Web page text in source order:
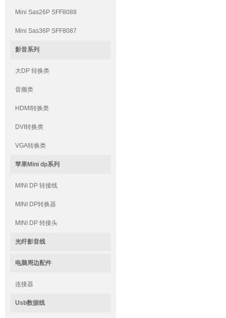
Mini Sas26P SFF8088
Mini Sas36P SFF8087
影音系列
大DP 转换类
音频类
HDMI转换类
DVI转换类
VGA转换类
苹果Mini dp系列
MINI DP 转接线
MINI DP转换器
MINI DP 转接头
光纤影音线
电脑周边配件
连接器
Usb数据线